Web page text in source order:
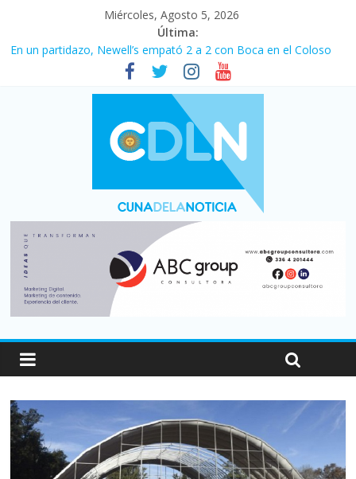
Miércoles, Agosto 5, 2026
Última:
En un partidazo, Newell’s empató 2 a 2 con Boca en el Coloso
Vacaciones de invierno con más movimiento y consumo
turístico: 4,6 millones de personas viajaron por el país, un 5,9%
Fuerte caída de la venta de autos usados en julio: bajó un 12,6%
Central venció 1 a 0 al River de Coudet en el Monumental
Pullaro mejora sus relaciones con el Gobierno nacional